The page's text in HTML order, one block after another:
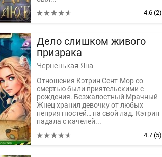
4.6 (2)
Дело слишком живого
призрака
Черненькая Яна
Отношения Кэтрин Сент-Мор со
смертью были приятельскими с
рождения. Безжалостный Мрачный
Жнец хранил девочку от любых
неприятностей… на свой лад. Кэтрин
падала с качелей...
4.7 (5)